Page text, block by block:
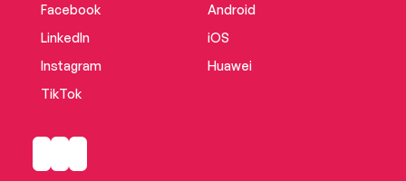
Facebook
LinkedIn
Instagram
TikTok
Android
iOS
Huawei